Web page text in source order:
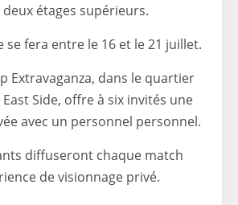
deux étages supérieurs.
se fera entre le 16 et le 21 juillet.
Extravaganza, dans le quartier
East Side, offre à six invités une
avec un personnel personnel.
diffuseront chaque match
de visionnage privé.